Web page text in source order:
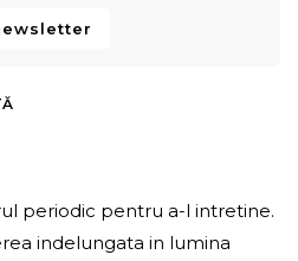
periodic pentru a-l intretine.
indelungata in lumina